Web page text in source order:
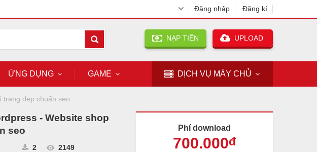
Đăng nhập Đăng kí
NẠP TIỀN UPLOAD
ỨNG DỤNG GAME DỊCH VỤ MÁY CHỦ
trang đẹp chuẩn seo
- Website shop
seo
2 2149
Phí download
700.000đ